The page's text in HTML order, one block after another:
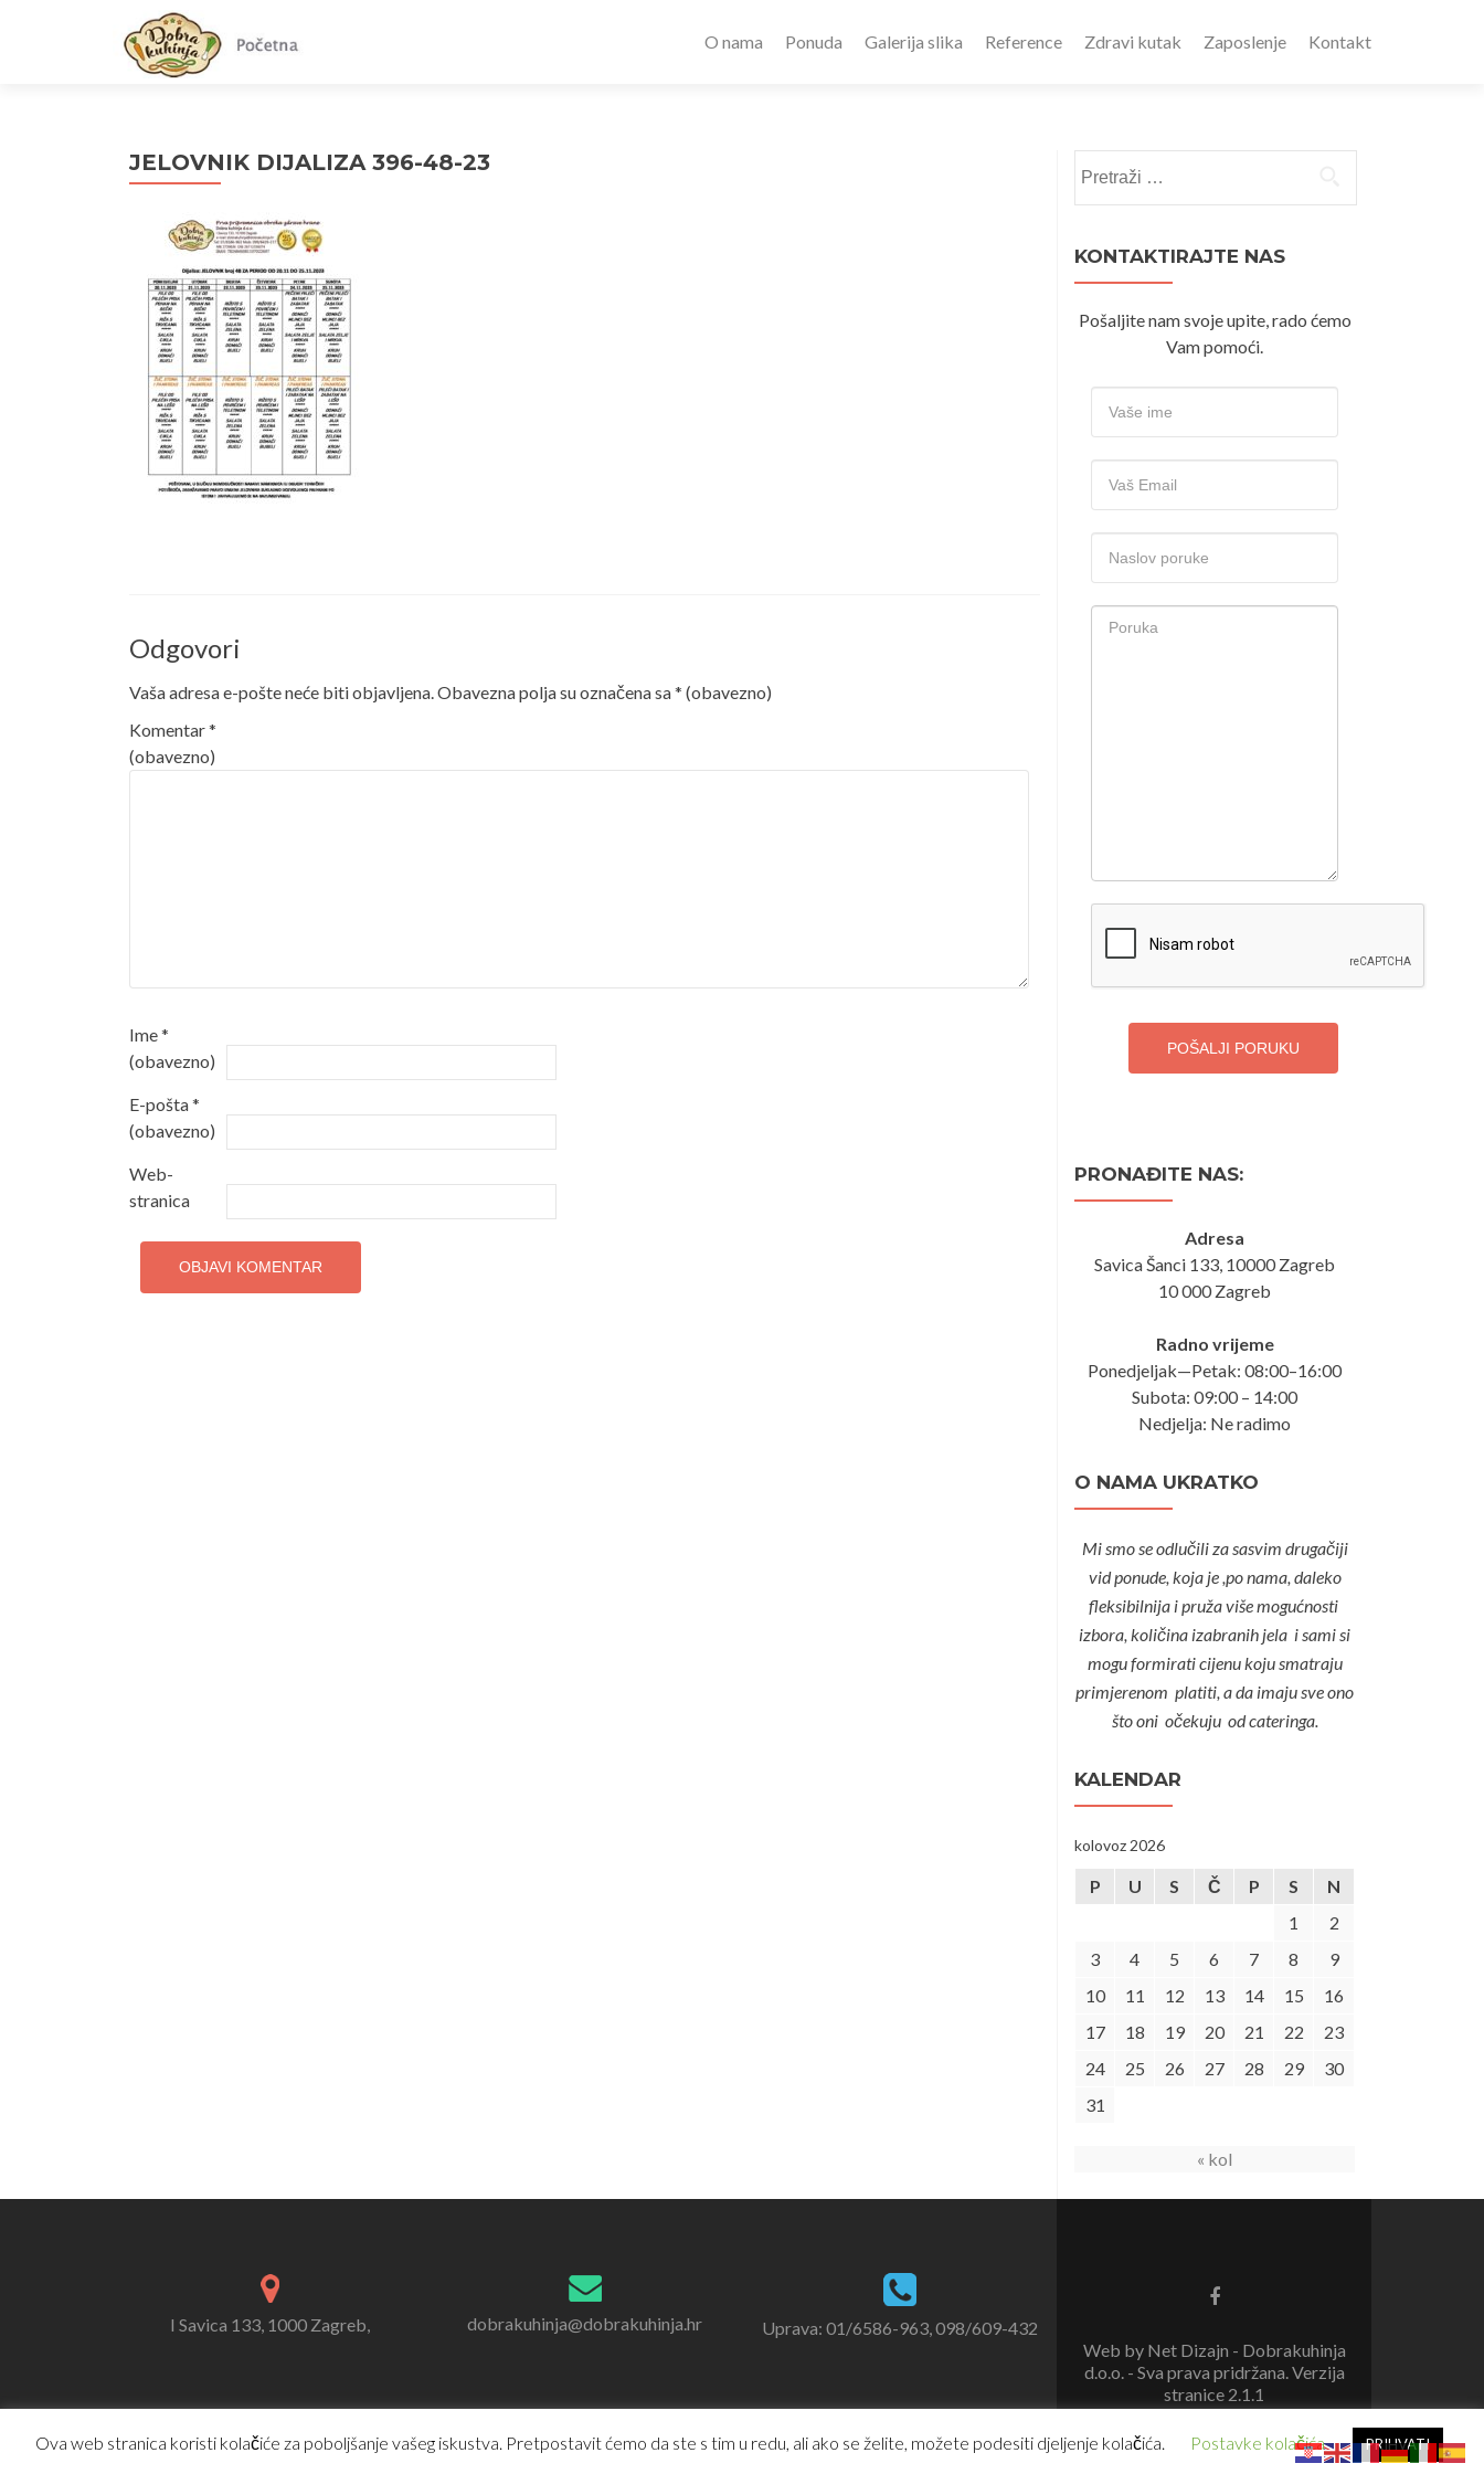
O nama Ponuda Galerija slika Reference Zdravi kutak Zaposlenje Kontakt
JELOVNIK DIJALIZA 396-48-23
Odgovori
Vaša adresa e-pošte neće biti objavljena.Obavezna polja su označena sa* (obavezno)
Komentar*
(obavezno)
Ime*
(obavezno)
E-pošta*
(obavezno)
Web-
stranica
KONTAKTIRAJTE NAS
Pošaljite nam svoje upite, rado ćemo
Vam pomoći.
POŠALJI PORUKU
PRONAĐITE NAS:
Adresa
Savica Šanci 133, 10000 Zagreb
10 000 Zagreb
Radno vrijeme
Ponedjeljak—Petak: 08:00–16:00
Subota: 09:00 – 14:00
Nedjelja: Ne radimo
O NAMA UKRATKO
Mi smo se odlučili za sasvim drugačiji
vid ponude, koja je ,po nama, daleko
fleksibilnija i pruža više mogućnosti
izbora, količina izabranih jela i sami si
mogu formirati cijenu koju smatraju
primjerenom platiti, a da imaju sve ono
što oni očekuju od cateringa.
KALENDAR
kolovoz 2026
P U S Č P S
N
1
2
3
4 5 6 7 8
9
10
11 12 13 14 15
16
17
18 19 20 21 22
23
24
25 26 27 28 29
30
31
« kol
I Savica 133, 1000 Zagreb, dobrakuhinja@dobrakuhinja.hr
Uprava: 01/6586-963, 098/609-432
Web by Net Dizajn - Dobrakuhinja
d.o.o. - Sva prava pridržana. Verzija
stranice 2.1.1
Ova web stranica koristi kolačiće za poboljšanje vašeg iskustva. Pretpostavit ćemo da ste s tim u redu, ali ako se želite, možete podesiti djeljenje kolačića. Postavke kolačića PRIHVATI